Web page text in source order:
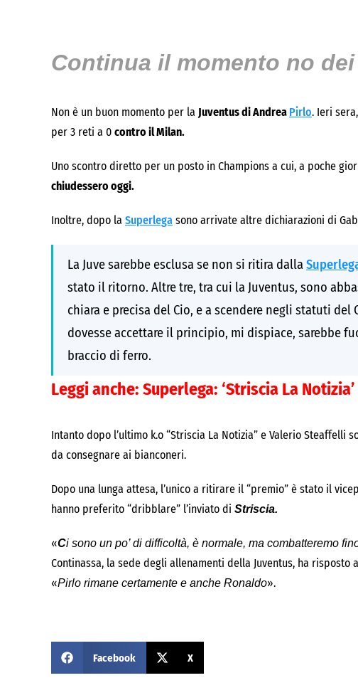
Continua il momento no
Non è un buon momento per la Juventus di Andrea Pirlo. Ieri
per 3 reti a 0 contro il Milan.
Uno scontro diretto per un posto in Champions a cui, a poche
chiudessero oggi.
Inoltre, dopo la Superlega sono arrivate altre dichiarazioni di
La Juve sarebbe esclusa se non si ritira dalla
stato il ritorno. Altre tre, tra cui la Juventus, sono
chiara e precisa del Cio, e a scendere negli statuti del
dovesse accettare il principio, mi dispiace, sarebbe
braccio di ferro.
Leggi anche: Superlega: ‘Striscia La
Intanto dopo l’ultimo k.o “Striscia La Notizia” e Valerio Steaffelli
da consegnare ai bianconeri.
Dopo una lunga attesa, l’unico a ritirare il “premio” è stato il
hanno preferito “dribblare” l’inviato di Striscia.
«Ci sono un po’ di difficoltà, è normale, ma combatteremo
Continassa, la sede degli allenamenti della Juventus, ha
«Pirlo rimane certamente e anche Ronaldo».
Facebook X